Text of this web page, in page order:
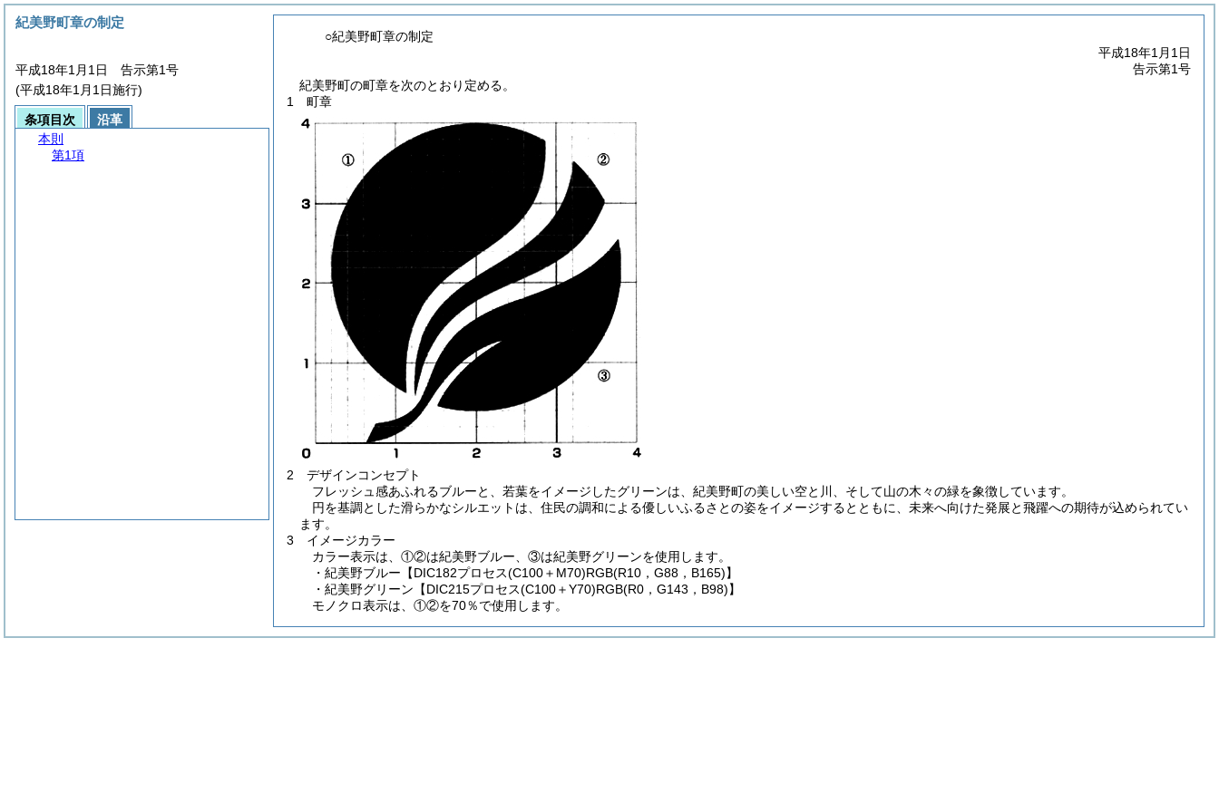
○紀美野町章の制定
平成18年1月1日
告示第1号
紀美野町の町章を次のとおり定める。
1 町章
2 デザインコンセプト
フレッシュ感あふれるブルーと、若葉をイメージしたグリーンは、紀美野町の美しい空と川、そして山の木々の緑を象徴しています。
円を基調とした滑らかなシルエットは、住民の調和による優しいふるさとの姿をイメージするとともに、未来へ向けた発展と飛躍への期待が込められてい
ます。
3 イメージカラー
カラー表示は、①②は紀美野ブルー、③は紀美野グリーンを使用します。
・紀美野ブルー【DIC182プロセス(C100＋M70)RGB(R10，G88，B165)】
・紀美野グリーン【DIC215プロセス(C100＋Y70)RGB(R0，G143，B98)】
モノクロ表示は、①②を70％で使用します。
紀美野町章の制定
平成18年1月1日 告示第1号
(平成18年1月1日施行)
条項目次
沿革
本則
第1項